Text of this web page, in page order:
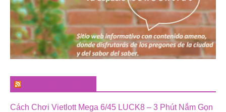
Cách Chơi Vietlott Mega 6/45 LUCK8 – 3 Phút Nắm Gọn